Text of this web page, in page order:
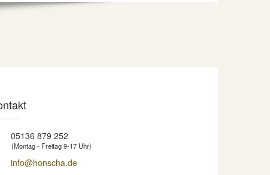
05136 879 252
(Montag - Freitag 9-17 Uhr)
info@honscha.de